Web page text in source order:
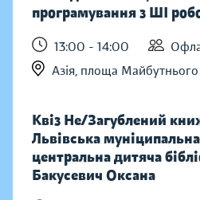
програмування з ШІ
13:00 - 14:00
Азія, площа Майбутнього
Квіз Не/Загублений
Львівська муніципальна
центральна дитяча
Бакусевич Оксана